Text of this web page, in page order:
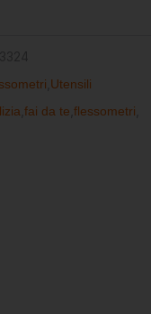
Utensili
fai da te flessometri